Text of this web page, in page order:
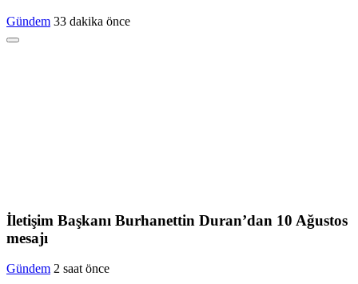
Gündem 33 dakika önce
İletişim Başkanı Burhanettin Duran’dan 10 Ağustos
mesajı
Gündem 2 saat önce